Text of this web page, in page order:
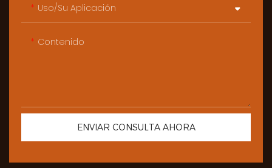
Uso/Su Aplicación
Contenido
ENVIAR CONSULTA AHORA